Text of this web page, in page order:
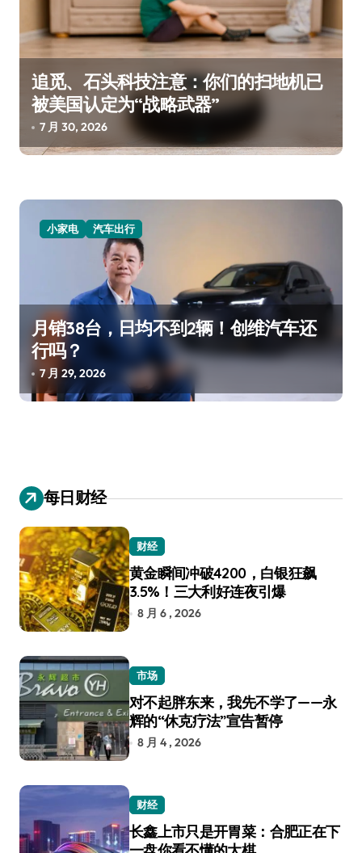
追觅、石头科技注意：你们的扫地机已
被美国认定为“战略武器”
7 月 30, 2026
小家电 汽车出行
月销38台，日均不到2辆！创维汽车还
行吗？
7 月 29, 2026
每日财经
财经
黄金瞬间冲破4200，白银狂飙
3.5%！三大利好连夜引爆
8 月 6 , 2026
市场
对不起胖东来，我先不学了——永
辉的“休克疗法”宣告暂停
8 月 4 , 2026
财经
长鑫上市只是开胃菜：合肥正在下